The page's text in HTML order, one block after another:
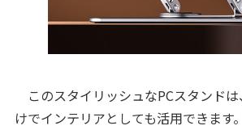
このスタイリッシュなPCスタンド
けでインテリアとしても活用できます